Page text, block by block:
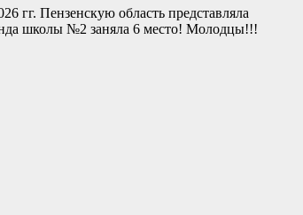
гг. Пензенскую область представляла
школы №2 заняла 6 место! Молодцы!!!